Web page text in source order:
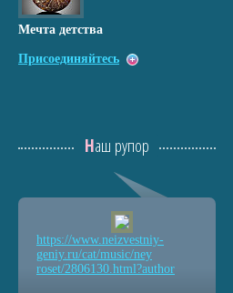
Мечта детства
Присоединяйтесь
Наш рупор
https://www.neizvestniy-
geniy.ru/cat/music/ney
roset/2806130.html?author